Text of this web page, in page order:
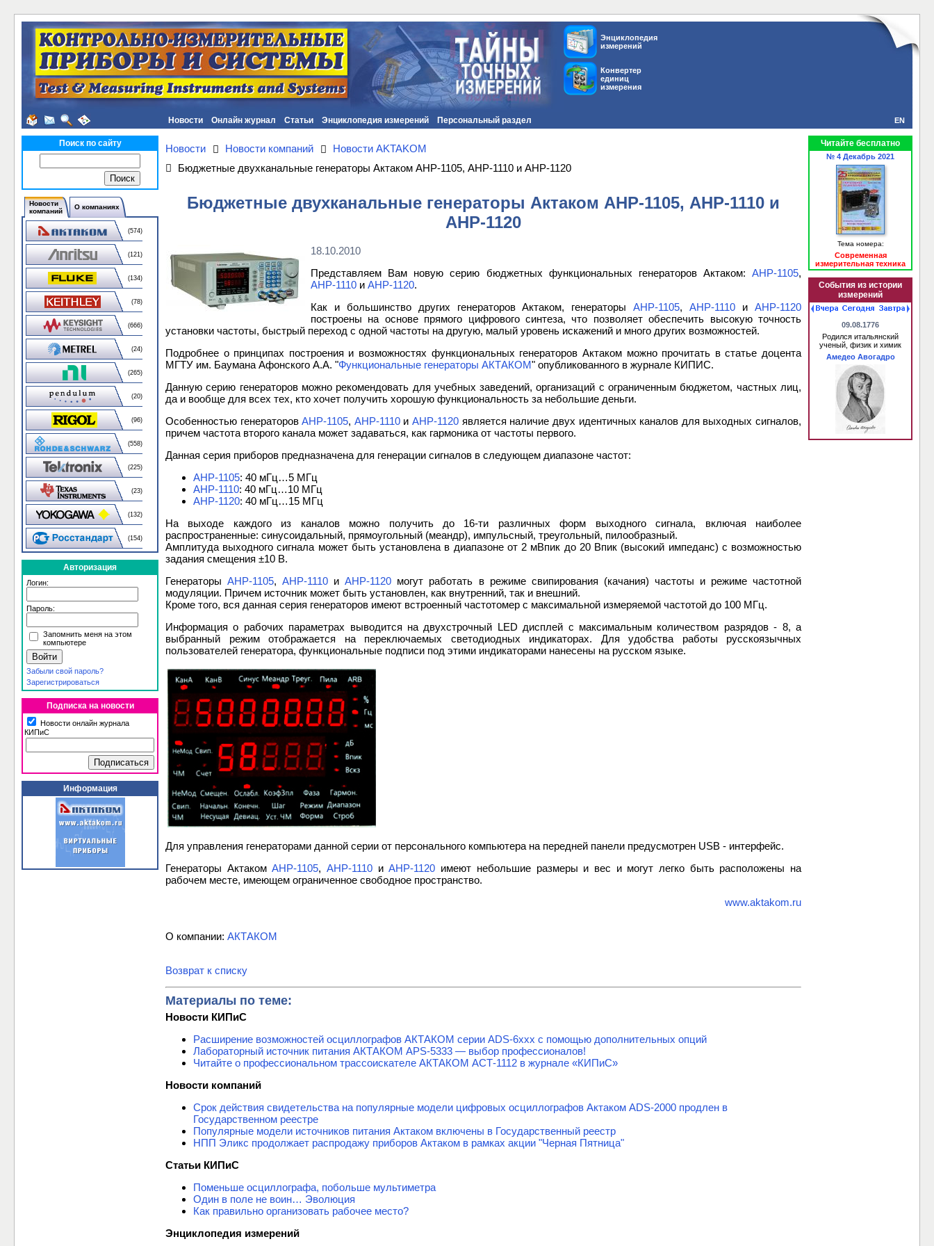
Энциклопедия
измерений
Конвертер
единиц
измерения
Новости Онлайн журнал Статьи Энциклопедия измерений Персональный раздел EN
Поиск по сайту
Новости
компаний
О компаниях
(574)
(121)
(134)
(78)
(666)
(24)
(265)
(20)
(96)
(558)
(225)
(23)
(132)
(154)
Авторизация
Логин:
Пароль:
Запомнить меня на этом
компьютере
Забыли свой пароль?
Зарегистрироваться
Подписка на новости
Новости онлайн журнала
КИПиС
Информация
Новости Новости компаний
Новости AKTAKOM
Бюджетные двухканальные генераторы Актаком АНР-1105, АНР-1110 и АНР-1120
Бюджетные двухканальные генераторы Актаком АНР-1105, АНР-1110 и
АНР-1120
18.10.2010
Представляем Вам новую серию бюджетных функциональных генераторов Актаком: АНР-1105,
АНР-1110 и АНР-1120.
Как и большинство других генераторов Актаком, генераторыАНР-1105,АНР-1110 иАНР-1120
построены на основе прямого цифрового синтеза, что позволяет обеспечить высокую точность
установки частоты, быстрый переход с одной частоты на другую, малый уровень искажений и много других возможностей.
Подробнее о принципах построения и возможностях функциональных генераторов Актаком можно прочитать в статье доцента
МГТУ им. Баумана Афонского А.А. "Функциональные генераторы АКТАКОМ" опубликованного в журнале КИПИС.
Данную серию генераторов можно рекомендовать для учебных заведений, организаций с ограниченным бюджетом, частных лиц,
да и вообще для всех тех, кто хочет получить хорошую функциональность за небольшие деньги.
Особенностью генераторовАНР-1105, АНР-1110иАНР-1120 является наличие двух идентичных каналов для выходных сигналов,
причем частота второго канала может задаваться, как гармоника от частоты первого.
Данная серия приборов предназначена для генерации сигналов в следующем диапазоне частот:
АНР-1105: 40 мГц…5 МГц
АНР-1110: 40 мГц…10 МГц
АНР-1120: 40 мГц…15 МГц
На выходе каждого из каналов можно получить до 16-ти различных форм выходного сигнала, включая наиболее
распространенные: синусоидальный, прямоугольный (меандр), импульсный, треугольный, пилообразный.
Амплитуда выходного сигнала может быть установлена в диапазоне от 2 мВпик до 20 Впик (высокий импеданс) с возможностью
задания смещения ±10 В.
ГенераторыАНР-1105,АНР-1110 иАНР-1120 могут работать в режиме свипирования (качания) частоты и режиме частотной
модуляции. Причем источник может быть установлен, как внутренний, так и внешний.
Кроме того, вся данная серия генераторов имеют встроенный частотомер с максимальной измеряемой частотой до 100 МГц.
Информация о рабочих параметрах выводится на двухстрочный LED дисплей с максимальным количеством разрядов - 8, а
выбранный режим отображается на переключаемых светодиодных индикаторах. Для удобства работы русскоязычных
пользователей генератора, функциональные подписи под этими индикаторами нанесены на русском языке.
Для управления генераторами данной серии от персонального компьютера на передней панели предусмотрен USB - интерфейс.
Генераторы АктакомАНР-1105,АНР-1110 иАНР-1120 имеют небольшие размеры и вес и могут легко быть расположены на
рабочем месте, имеющем ограниченное свободное пространство.
www.aktakom.ru
О компании: АКТАКОМ
Возврат к списку
Материалы по теме:
Новости КИПиС
Расширение возможностей осциллографов АКТАКОМ серии ADS-6ххх с помощью дополнительных опций
Лабораторный источник питания АКТАКОМ APS-5333 — выбор профессионалов!
Читайте о профессиональном трассоискателе АКТАКОМ АСТ-1112 в журнале «КИПиС»
Новости компаний
Срок действия свидетельства на популярные модели цифровых осциллографов Актаком ADS-2000 продлен в
Государственном реестре
Популярные модели источников питания Актаком включены в Государственный реестр
НПП Эликс продолжает распродажу приборов Актаком в рамках акции "Черная Пятница"
Статьи КИПиС
Поменьше осциллографа, побольше мультиметра
Один в поле не воин… Эволюция
Как правильно организовать рабочее место?
Энциклопедия измерений
Читайте бесплатно
№ 4 Декабрь 2021
Тема номера:
Современная
измерительная техника
События из истории
измерений
09.08.1776
Родился итальянский
ученый, физик и химик
Амедео Авогадро